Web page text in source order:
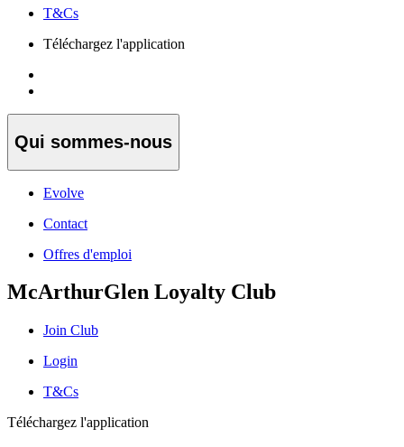
T&Cs
Téléchargez l'application
Qui sommes-nous
Evolve
Contact
Offres d'emploi
McArthurGlen Loyalty Club
Join Club
Login
T&Cs
Téléchargez l'application